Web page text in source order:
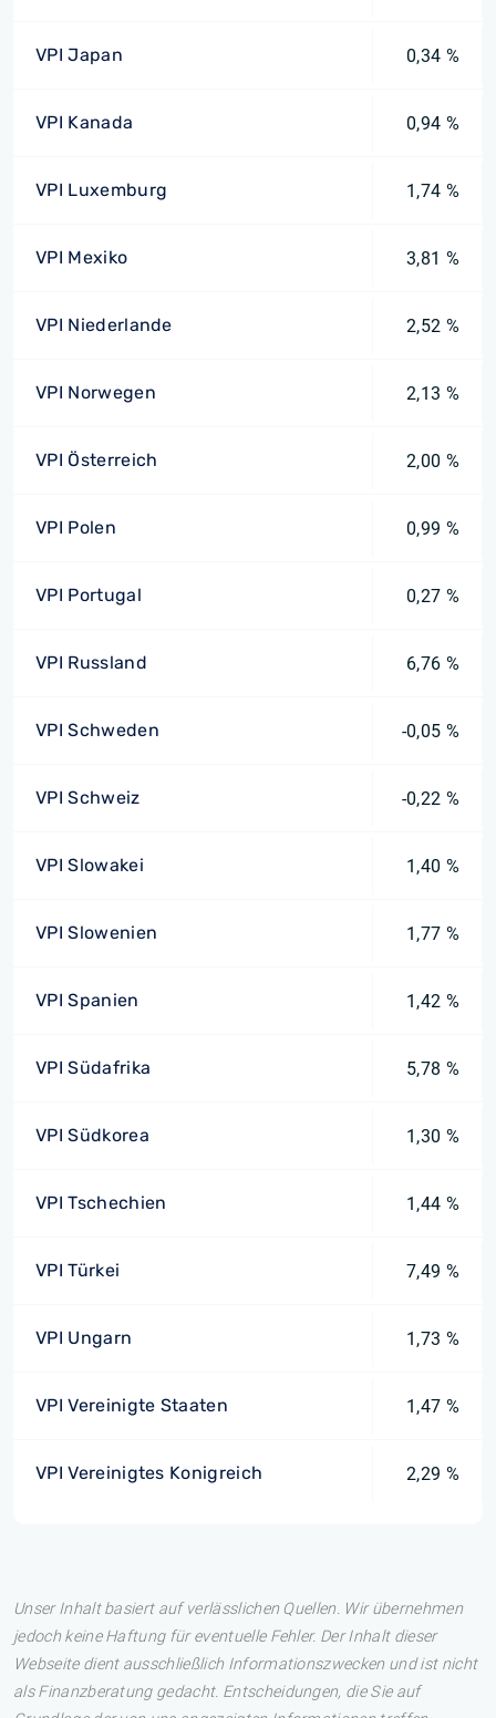
VPI Japan 0,34 %
VPI Kanada 0,94 %
VPI Luxemburg 1,74 %
VPI Mexiko 3,81 %
VPI Niederlande 2,52 %
VPI Norwegen 2,13 %
VPI Österreich 2,00 %
VPI Polen 0,99 %
VPI Portugal 0,27 %
VPI Russland 6,76 %
VPI Schweden -0,05 %
VPI Schweiz -0,22 %
VPI Slowakei 1,40 %
VPI Slowenien 1,77 %
VPI Spanien 1,42 %
VPI Südafrika 5,78 %
VPI Südkorea 1,30 %
VPI Tschechien 1,44 %
VPI Türkei 7,49 %
VPI Ungarn 1,73 %
VPI Vereinigte Staaten 1,47 %
VPI Vereinigtes Konigreich 2,29 %
Unser Inhalt basiert auf verlässlichen Quellen. Wir übernehmen
jedoch keine Haftung für eventuelle Fehler. Der Inhalt dieser
Webseite dient ausschließlich Informationszwecken und ist nicht
als Finanzberatung gedacht. Entscheidungen, die Sie auf